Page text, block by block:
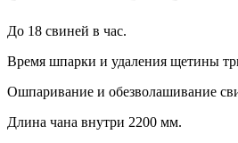
До 18 свиней в час.
Время шпарки и удаления щетины
Ошпаривание и обезволашивание
Длина чана внутри 2200 мм.